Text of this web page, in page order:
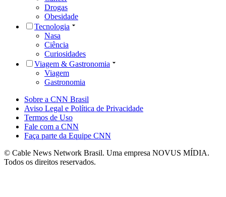
Drogas
Obesidade
Tecnologia
Nasa
Ciência
Curiosidades
Viagem & Gastronomia
Viagem
Gastronomia
Sobre a CNN Brasil
Aviso Legal e Política de Privacidade
Termos de Uso
Fale com a CNN
Faça parte da Equipe CNN
© Cable News Network Brasil. Uma empresa NOVUS MÍDIA.
Todos os direitos reservados.